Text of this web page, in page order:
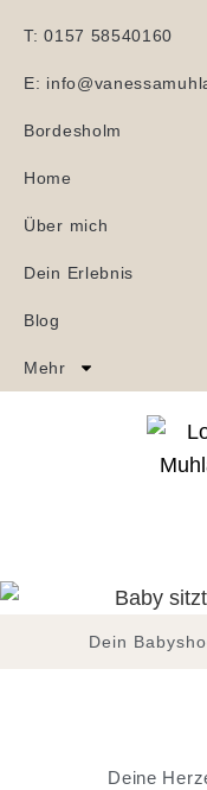
T: 0157 58540160
E:
Bordesholm
Home
Über mich
Dein Erlebnis
Blog
Mehr
Dein
Deine